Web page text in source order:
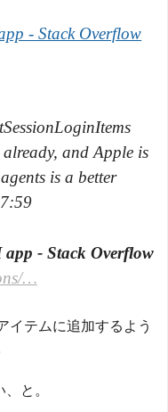
- Stack Overflow
and Apple is
is a better
- Stack Overflow
…
イテムに追加するよう
と。